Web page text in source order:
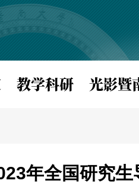
教学科研 光影暨
年全国研究生